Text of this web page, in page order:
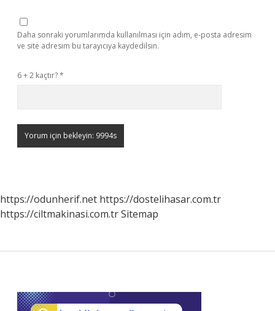
Daha sonraki yorumlarımda kullanılması için adım, e-posta adresim
ve site adresim bu tarayıcıya kaydedilsin.
6 + 2 kaçtır?*
https://odunherif.net https://dostelihasar.com.tr
https://ciltmakinasi.com.trSitemap
Sidebar